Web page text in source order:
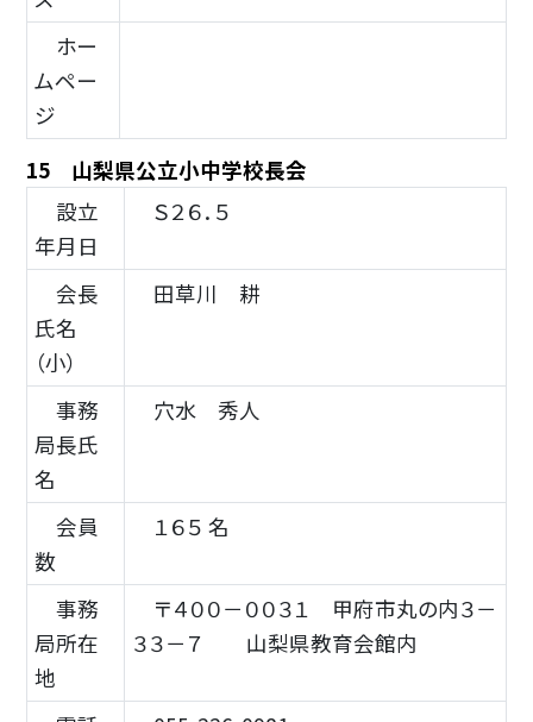
ホー
ムペー
ジ
15 山梨県公立小中学校長会
設立
年月日
Ｓ２６．５
会長
氏名
（小）
田草川 耕
事務
局長氏
名
穴水 秀人
会員
数
１６５ 名
事務
局所在
地
〒４００－００３１ 甲府市丸の内３－
３３－７ 山梨県教育会館内